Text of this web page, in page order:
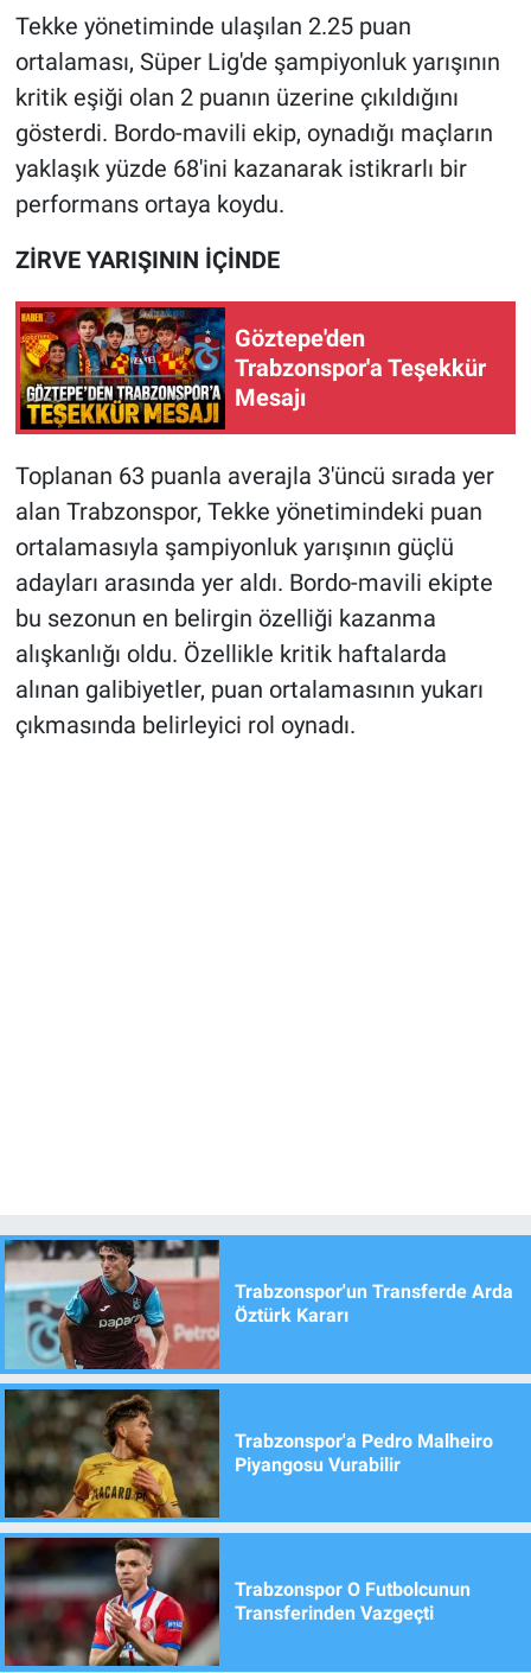
Tekke yönetiminde ulaşılan 2.25 puan
ortalaması, Süper Lig'de şampiyonluk yarışının
kritik eşiği olan 2 puanın üzerine çıkıldığını
gösterdi. Bordo-mavili ekip, oynadığı maçların
yaklaşık yüzde 68'ini kazanarak istikrarlı bir
performans ortaya koydu.
ZİRVE YARIŞININ İÇİNDE
Göztepe'den
Trabzonspor'a Teşekkür
Mesajı
Toplanan 63 puanla averajla 3'üncü sırada yer
alan Trabzonspor, Tekke yönetimindeki puan
ortalamasıyla şampiyonluk yarışının güçlü
adayları arasında yer aldı. Bordo-mavili ekipte
bu sezonun en belirgin özelliği kazanma
alışkanlığı oldu. Özellikle kritik haftalarda
alınan galibiyetler, puan ortalamasının yukarı
çıkmasında belirleyici rol oynadı.
Trabzonspor'un Transferde Arda
Öztürk Kararı
Trabzonspor'a Pedro Malheiro
Piyangosu Vurabilir
Trabzonspor O Futbolcunun
Transferinden Vazgeçti